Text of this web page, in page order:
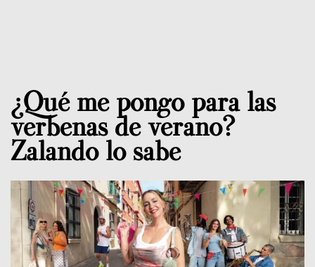
¿Qué me pongo para las
verbenas de verano?
Zalando lo sabe